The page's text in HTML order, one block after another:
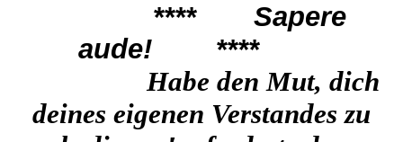
****
Sapere
aude!
****
Habe den Mut, dich
deines eigenen Verstandes zu